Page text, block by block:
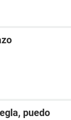
puedo